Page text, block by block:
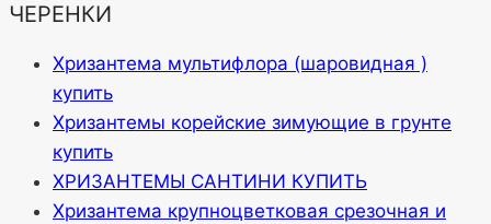
ЧЕРЕНКИ
Хризантема мультифлора (шаровидная )
купить
Хризантемы корейские зимующие в грунте
купить
ХРИЗАНТЕМЫ САНТИНИ КУПИТЬ
Хризантема крупноцветковая срезочная и